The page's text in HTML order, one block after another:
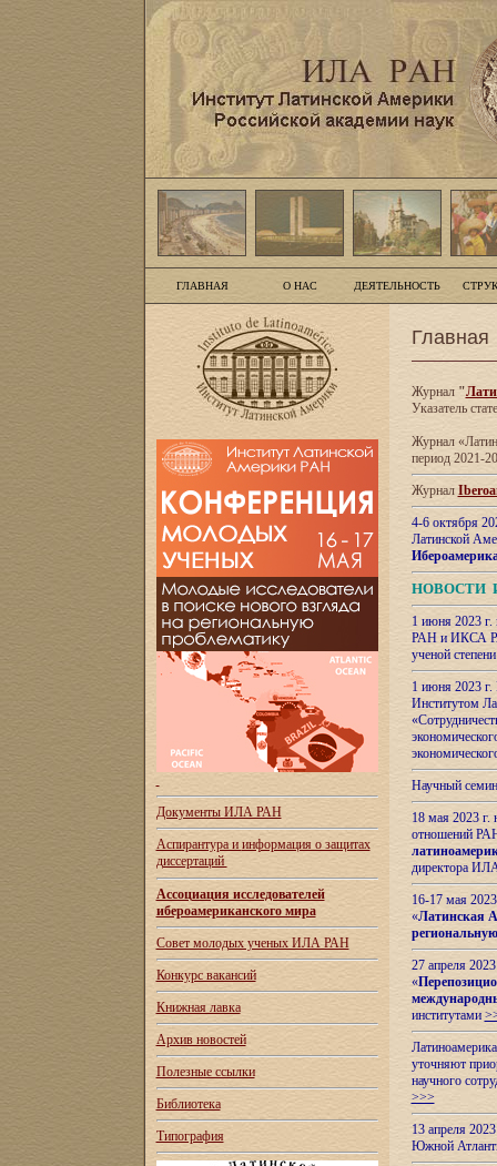
ГЛАВНАЯ О НАС ДЕЯТЕЛЬНОСТЬ
Документы ИЛА РАН
Аспирантура и информация о защитах
диссертаций
Ассоциация исследователей
ибероамериканского мира
Совет молодых ученых ИЛА РАН
Конкурс вакансий
Книжная лавка
Архив новостей
Полезные ссылки
Библиотека
Типография
Главная
Журнал"
Указатель
Журнал
период 2021-
Журнал
4-6 октября
Латинской
НОВОСТИ
1 июня 2023
РАН и ИКСА
ученой
1 июня 2023
Институтом
Научный
18 мая 2023
отношений
директора
16-17 мая
«Латинская
27 апреля
«
институтами
уточняют
научного
>>>
13 апреля
Южной